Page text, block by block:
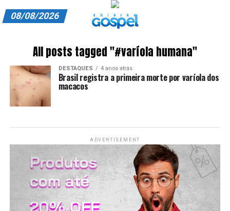
ASSINE
CARRINHO
EDITORIAL
EXPEDIENTE
FINALIZAR COMPRA
08/08/2026
All posts tagged "#varíola humana"
DESTAQUES 4 anos atrás
Brasil registra a primeira morte por varíola dos
macacos
ADVERTISEMENT